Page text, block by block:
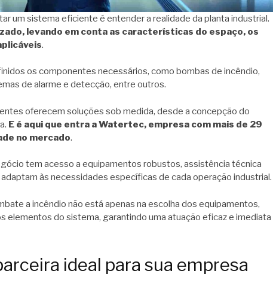
um sistema eficiente é entender a realidade da planta industrial.
levando em conta as características do espaço, os
.
os componentes necessários, como bombas de incêndio,
de alarme e detecção, entre outros.
oferecem soluções sob medida, desde a concepção do
E é aqui que entra a Watertec, empresa com mais de 29
no mercado.
tem acesso a equipamentos robustos, assistência técnica
às necessidades específicas de cada operação industrial.
a incêndio não está apenas na escolha dos equipamentos,
elementos do sistema, garantindo uma atuação eficaz e imediata
ideal para sua empresa